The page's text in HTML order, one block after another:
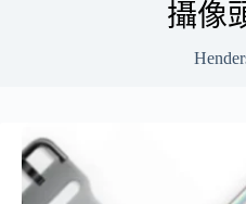
攝像